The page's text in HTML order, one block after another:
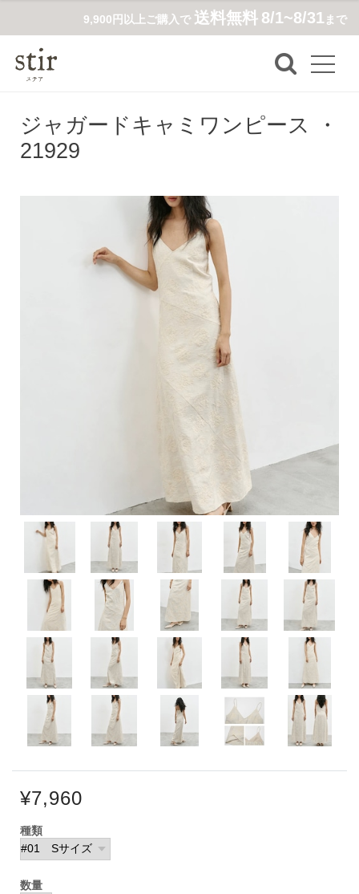
9,900円以上ご購入で 送料無料 8/1~8/31まで
ジャガードキャミワンピース ・
21929
¥7,960
種類
数量